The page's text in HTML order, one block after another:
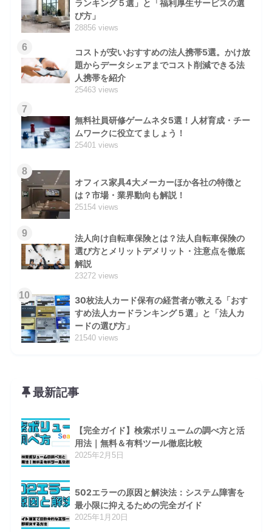
ランキング５選」と「福利厚生サービスの選
び方」
28856 views
6
コストが安いおすすめの法人携帯5選。かけ放
題からデータシェアまでコスト削減できる法
人携帯を紹介
25463 views
7
無料社員研修ゲームネタ5選！人材育成・チー
ムワークに役立てましょう！
25401 views
8
オフィス家具4大メーカーほか各社の特徴と
は？市場・業界動向も解説！
25154 views
9
法人向け自転車保険とは？法人自転車保険の
選び方とメリットデメリット・注意点を徹底
解説
23272 views
10
30枚法人カード保有の経営者が教える「おす
すめ法人カードランキング５選」と「法人カ
ードの選び方」
21540 views
最新記事
【完全ガイド】検索ボリュームの調べ方と活
用法｜無料＆有料ツール徹底比較
2025年2月5日
502エラーの原因と解決法：システム障害を
最小限に抑えるための完全ガイド
2025年1月20日